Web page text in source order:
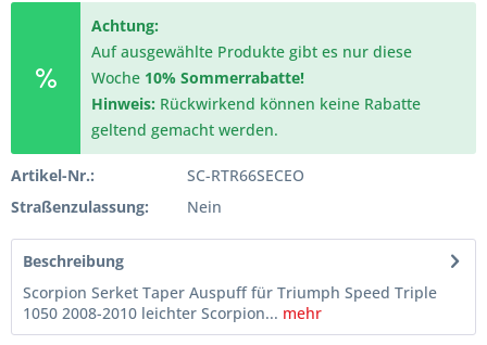
Achtung:
Auf ausgewählte Produkte gibt es nur diese
Woche 10% Sommerrabatte!
Hinweis: Rückwirkend können keine Rabatte
geltend gemacht werden.
Artikel-Nr.:
SC-RTR66SECEO
Straßenzulassung:
Nein
Beschreibung
Scorpion Serket Taper Auspuff für Triumph Speed Triple
1050 2008-2010 leichter Scorpion... mehr